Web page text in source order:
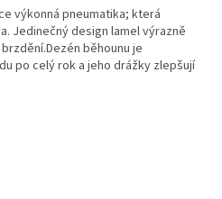
výkonná pneumatika; která
Jedinečný design lamel výrazně
běhounu je
po celý rok a jeho drážky zlepšují